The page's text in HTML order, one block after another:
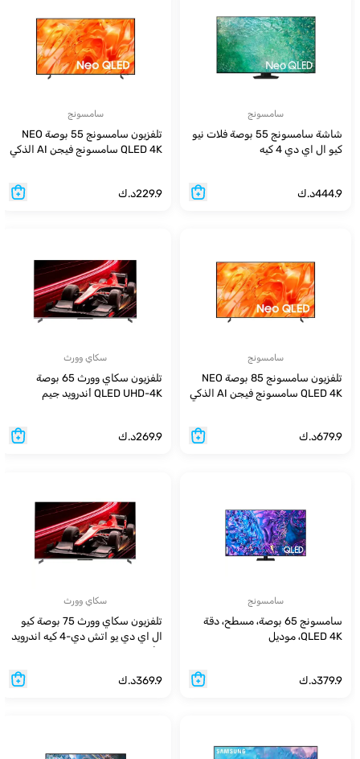
سامسونج
شاشة سامسونج 55 بوصة فلات نيو
كيو ال اي دي 4 كيه
444.9د.ك
سامسونج
تلفزيون سامسونج 55 بوصة NEO
QLED 4K سامسونج فيجن AI الذكي
229.9د.ك
سامسونج
تلفزيون سامسونج 85 بوصة NEO
QLED 4K سامسونج فيجن AI الذكي
679.9د.ك
سكاي وورث
تلفزيون سكاي وورث 65 بوصة
QLED UHD-4K أندرويد جيم
269.9د.ك
سامسونج
سامسونج 65 بوصة، مسطح، دقة
QLED 4K، موديل
379.9د.ك
سكاي وورث
تلفزيون سكاي وورث 75 بوصة كيو
ال اي دي يو اتش دي-4 كيه اندرويد
369.9د.ك